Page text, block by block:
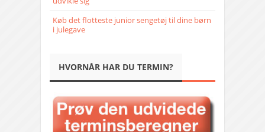
Køb det flotteste junior sengetøj til dine børn
i julegave
HVORNÅR HAR DU TERMIN?